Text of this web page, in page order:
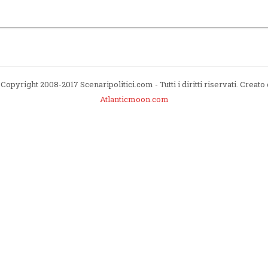
2008-2017 Scenaripolitici.com - Tutti i diritti riservati. Creato
Atlanticmoon.com